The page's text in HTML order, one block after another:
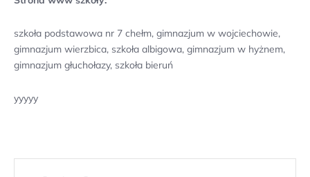
szkoła podstawowa nr 7 chełm, gimnazjum w wojciechowie,
gimnazjum wierzbica, szkoła albigowa, gimnazjum w hyżnem,
gimnazjum głuchołazy, szkoła bieruń
yyyyy